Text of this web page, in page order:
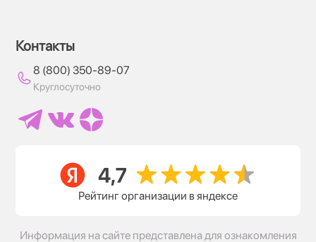
Контакты
8 (800) 350-89-07
Круглосуточно
Рейтинг организации в яндексе
Информация на сайте представлена для ознакомления